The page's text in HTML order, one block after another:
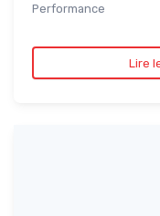
Performance
Lire